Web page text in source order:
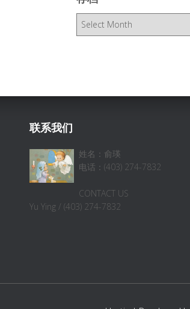
存
联系我们
姓名：俞瑛
电话：(403) 274-7832
CONTACT US
Yu Ying / (403) 274-7832